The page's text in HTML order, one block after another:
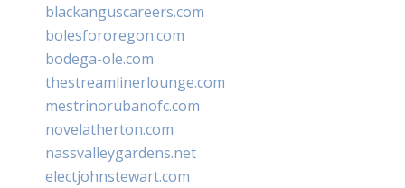
blackanguscareers.com
bolesfororegon.com
bodega-ole.com
thestreamlinerlounge.com
mestrinorubanofc.com
novelatherton.com
nassvalleygardens.net
electjohnstewart.com